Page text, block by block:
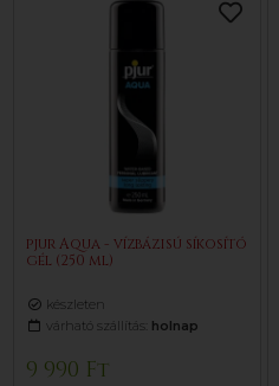
pjur Aqua - vízbázisú síkosító
gél (250 ml)
készleten
várható szállítás: holnap
9 990 Ft